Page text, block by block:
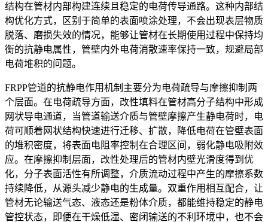
结构在管材内部构建连续且稳定的电荷传导通路。这种内部结
构优化方式，区别于简单的表面喷涂处理，不会出现表层物质
脱落、磨损失效的情况，能够让管材在长期使用过程中保持均
衡的抗静电属性，管壁内外电荷消散速率保持一致，规避局部
电荷堆积的问题。
FRPP管道的抗静电作用机制主要分为电荷疏导与摩擦抑制两
个层面。在电荷疏导方面，改性填料在管材高分子结构中形成
网状导电通道，当管道输送介质与管壁摩擦产生静电荷时，电
荷可顺着网状结构快速进行迁移、扩散，降低电荷在管壁表面
的堆积密度，将表面电阻率控制在合理区间，弱化静电吸附效
应。在摩擦抑制层面，改性处理后的管材内壁光滑度得到优
化，分子表面活性有所调整，介质流动过程中产生的摩擦系数
持续降低，从源头减少静电的生成量。双重作用相互配合，让
管材无论输送气态、液态还是粉体介质，都能维持稳定的静电
管控状态，即便在干燥低湿、密闭输送的不利环境中，也不会